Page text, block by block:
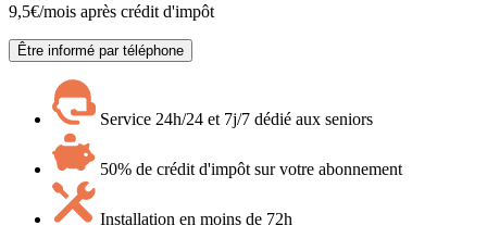
9,5€/mois après crédit d'impôt
Être informé par téléphone
Service 24h/24 et 7j/7 dédié aux seniors
50% de crédit d'impôt sur votre abonnement
Installation en moins de 72h